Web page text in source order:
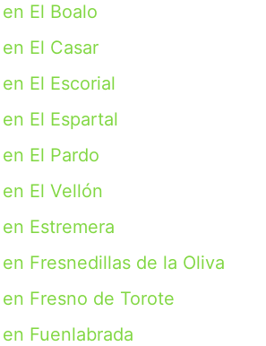
El Boalo
El Casar
El Escorial
El Espartal
El Pardo
El Vellón
Estremera
Fresnedillas de la Oliva
Fresno de Torote
Fuenlabrada